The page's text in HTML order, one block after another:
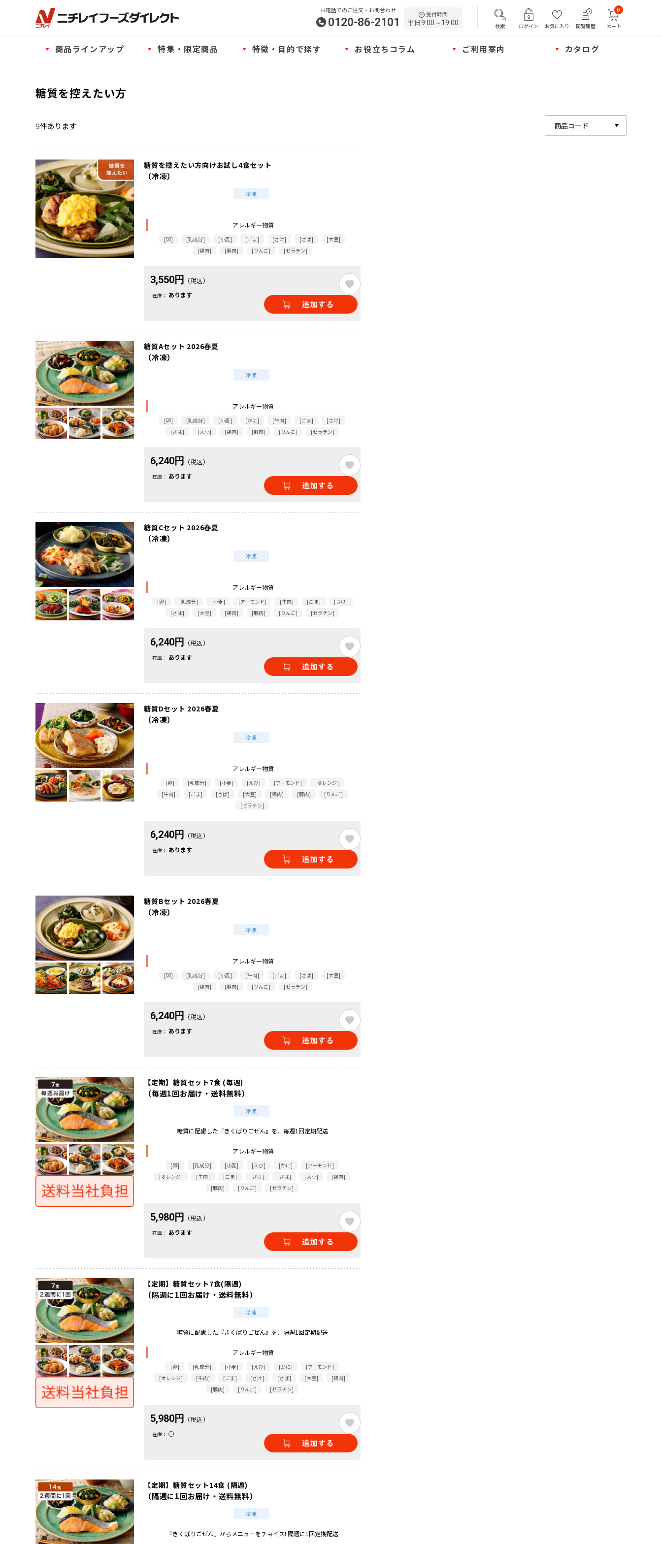
お電話でのご注文・お問合わせ
0120-86-2101
受付時間
平日9:00～19:00 検索 ログイン お気に入り 閲覧履歴 カート
0
商品ラインアップ 特集・限定商品 特徴・目的で探す お役立ちコラム ご利用案内 カタログ
糖質を控えたい方
商品コード
9件あります
糖質を控えたい方向けお試し4食セット
（冷凍）
アレルギー物質
[卵] [乳成分] [小麦] [ごま] [さけ] [さば]
[大豆]
[鶏肉]
[豚肉] [りんご] [ゼラチン]
3,550円 （税込）
在庫： あります
糖質Aセット 2026春夏
（冷凍）
アレルギー物質
[卵] [乳成分] [小麦] [かに] [牛肉] [ごま]
[さけ]
[さば]
[大豆] [鶏肉] [豚肉] [りんご] [ゼラチン]
6,240円 （税込）
在庫： あります
糖質Cセット 2026春夏
（冷凍）
アレルギー物質
[卵] [乳成分] [小麦] [アーモンド] [牛肉] [ごま]
[さけ]
[さば]
[大豆] [鶏肉] [豚肉] [りんご] [ゼラチン]
6,240円 （税込）
在庫： あります
糖質Dセット 2026春夏
（冷凍）
アレルギー物質
[卵] [乳成分] [小麦] [えび] [アーモンド]
[オレンジ]
[牛肉]
[ごま] [さば] [大豆] [鶏肉] [豚肉]
[りんご]
[ゼラチン]
6,240円 （税込）
在庫： あります
糖質Bセット 2026春夏
（冷凍）
アレルギー物質
[卵] [乳成分] [小麦] [牛肉] [ごま] [さば]
[大豆]
[鶏肉]
[豚肉] [りんご] [ゼラチン]
6,240円 （税込）
在庫： あります
【定期】糖質セット7食 (毎週)
（毎週1回お届け・送料無料）
糖質に配慮した『きくばりごぜん』を、毎週1回定期配送
アレルギー物質
[卵] [乳成分] [小麦] [えび] [かに]
[アーモンド]
[オレンジ]
[牛肉] [ごま] [さけ] [さば] [大豆]
[鶏肉]
[豚肉]
[りんご] [ゼラチン]
5,980円 （税込）
在庫： あります
【定期】糖質セット7食(隔週)
（隔週に1回お届け・送料無料）
糖質に配慮した『きくばりごぜん』を、隔週1回定期配送
アレルギー物質
[卵] [乳成分] [小麦] [えび] [かに]
[アーモンド]
[オレンジ]
[牛肉] [ごま] [さけ] [さば] [大豆]
[鶏肉]
[豚肉]
[りんご] [ゼラチン]
5,980円 （税込）
在庫： ○
【定期】糖質セット14食 (隔週)
（隔週に1回お届け・送料無料）
『きくばりごぜん』からメニューをチョイス! 隔週に1回定期配送